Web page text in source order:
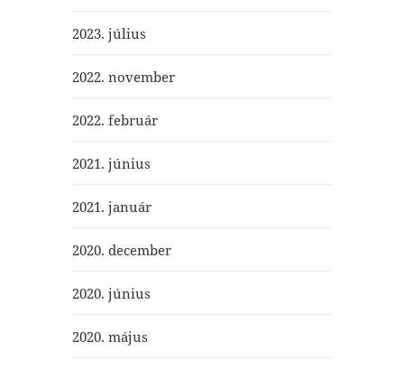
2023. július
2022. november
2022. február
2021. június
2021. január
2020. december
2020. június
2020. május